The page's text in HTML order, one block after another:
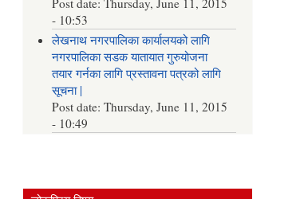
- 10:53
लेखनाथ नगरपालिका कार्यालयको लागि
नगरपालिका सडक यातायात गुरुयोजना
तयार गर्नका लागि प्रस्तावना पत्रको लागि
सूचना |
Post date: Thursday, June 11, 2015
- 10:49